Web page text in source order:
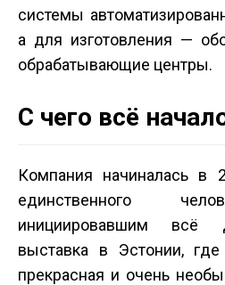
системы
а для изготовления —
обрабатывающие центры.
С чего всё
Компания начиналась в
единственного
инициировавшим всё
выставка в Эстонии, где
прекрасная и очень